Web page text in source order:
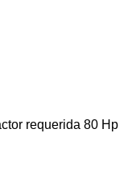
requerida 80 Hp